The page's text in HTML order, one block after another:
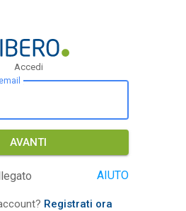
Accedi
AVANTI
AIUTO
Registrati ora